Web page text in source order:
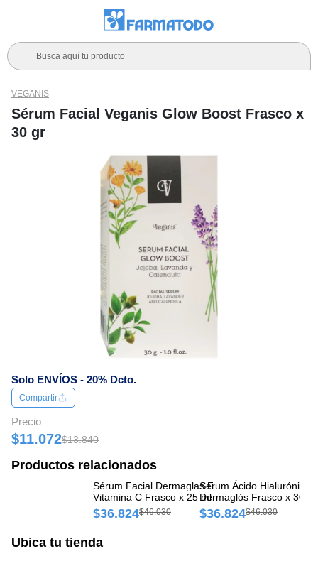
Busca aquí tu producto
Solo ENVÍOS - 20% Dcto.
VEGANIS
Sérum Facial Veganis Glow Boost Frasco x
30 gr
Compartir
Precio
$11.072$13.840
Productos relacionados
Sérum Facial Dermaglas F
Vitamina C Frasco x 25 ml
$36.824$46.030
Sérum Ácido Hialurónico
Dermaglós Frasco x 30 ml
$36.824$46.030
Ubica tu tienda